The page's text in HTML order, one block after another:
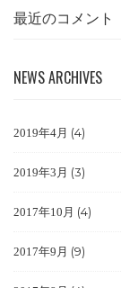
最近のコメント
NEWS ARCHIVES
2019年4月 (4)
2019年3月 (3)
2017年10月 (4)
2017年9月 (9)